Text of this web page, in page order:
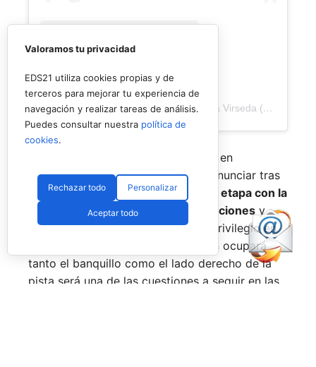
Una publicación compartida de Veronica Virseda (@verovirseda)
Con el mercado de parejas todavía en
movimiento y varios cambios por anunciar tras
el verano,Virseda inicia una nueva etapa con la
mirada puesta en recuperar sensaciones y
volver a pelear por posiciones de privilegio en
el circuito. La incógnita sobre quién ocupará
tanto el banquillo como el lado derecho de la
pista será una de las cuestiones a seguir en las
Valoramos tu privacidad
EDS21 utiliza cookies propias y de
terceros para mejorar tu experiencia de
navegación y realizar tareas de análisis.
Puedes consultar nuestra política de
cookies.
Rechazar todo Personalizar
Aceptar todo